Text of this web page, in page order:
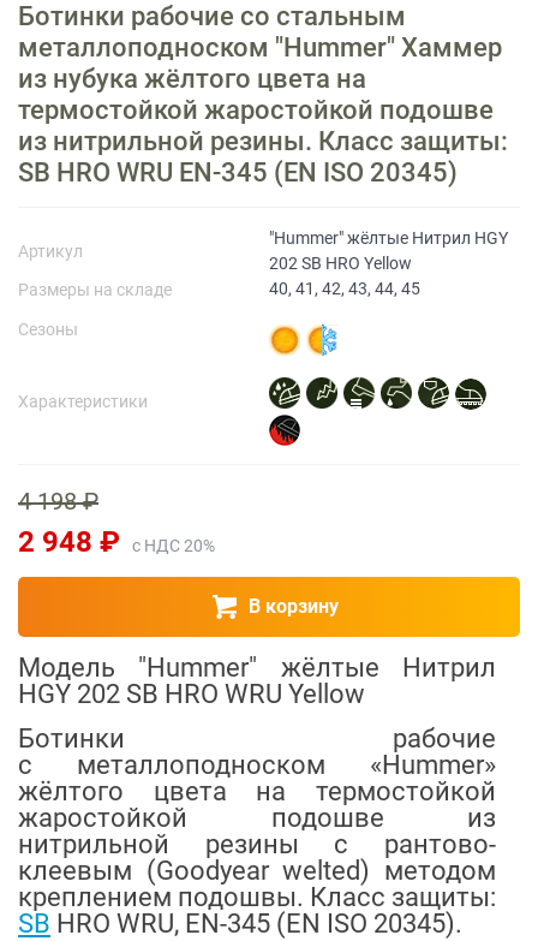
PATboot@mail.ru
Прайс-лист
Ботинки рабочие со стальным
металлоподноском "Hummer" Хаммер
из нубука жёлтого цвета на
термостойкой жаростойкой подошве
из нитрильной резины. Класс защиты:
SB HRO WRU EN-345 (EN ISO 20345)
Артикул
"Hummer" жёлтые Нитрил HGY
202 SB HRO Yellow
Размеры на складе
40, 41, 42, 43, 44, 45
Сезоны
Характеристики
4 198 ₽
2 948 ₽ с НДС 20%
В корзину
Модель "Hummer" жёлтые Нитрил
HGY 202 SB HRO WRU Yellow
Ботинки рабочие
с металлоподноском «Hummer»
жёлтого цвета на термостойкой
жаростойкой подошве из
нитрильной резины с рантово-
клеевым (Goodyear welted) методом
креплением подошвы. Класс защиты:
SB HRO WRU, EN-345 (EN ISO 20345).